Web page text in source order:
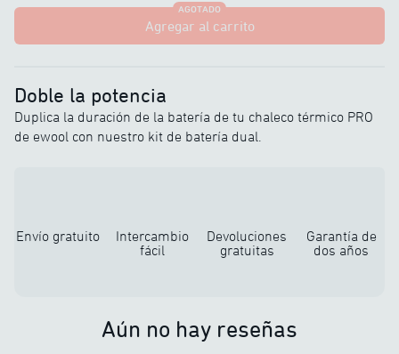
AGOTADO
Agregar al carrito
Doble la potencia
Duplica la duración de la batería de tu chaleco térmico PRO
de ewool con nuestro kit de batería dual.
Envío gratuito
Intercambio
fácil
Devoluciones
gratuitas
Garantía de
dos años
Aún no hay reseñas